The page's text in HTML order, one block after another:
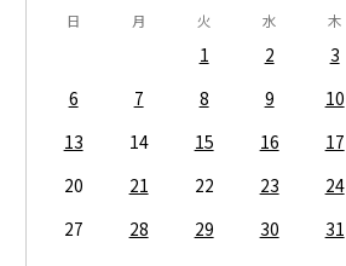
日 月 火 水 木
1 2 3
6
7 8 9 10
13
14 15 16 17
20
21 22 23 24
27
28 29 30 31